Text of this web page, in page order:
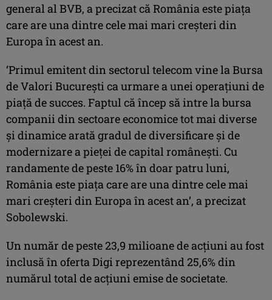
general al BVB, a precizat că România este piaţa
care are una dintre cele mai mari creşteri din
Europa în acest an.
‘Primul emitent din sectorul telecom vine la Bursa
de Valori Bucureşti ca urmare a unei operaţiuni de
piaţă de succes. Faptul că încep să intre la bursa
companii din sectoare economice tot mai diverse
şi dinamice arată gradul de diversificare şi de
modernizare a pieţei de capital româneşti. Cu
randamente de peste 16% în doar patru luni,
România este piaţa care are una dintre cele mai
mari creşteri din Europa în acest an’, a precizat
Sobolewski.
Un număr de peste 23,9 milioane de acţiuni au fost
inclusă în oferta Digi reprezentând 25,6% din
numărul total de acţiuni emise de societate.